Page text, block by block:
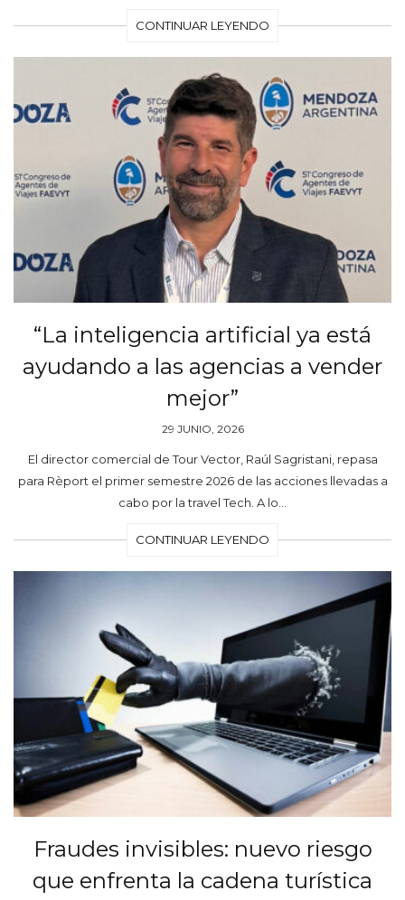
CONTINUAR LEYENDO
“La inteligencia artificial ya está
ayudando a las agencias a vender
mejor”
29 JUNIO, 2026
El director comercial de Tour Vector, Raúl Sagristani, repasa
para Rèport el primer semestre 2026 de las acciones llevadas a
cabo por la travel Tech. A lo…
CONTINUAR LEYENDO
Fraudes invisibles: nuevo riesgo
que enfrenta la cadena turística